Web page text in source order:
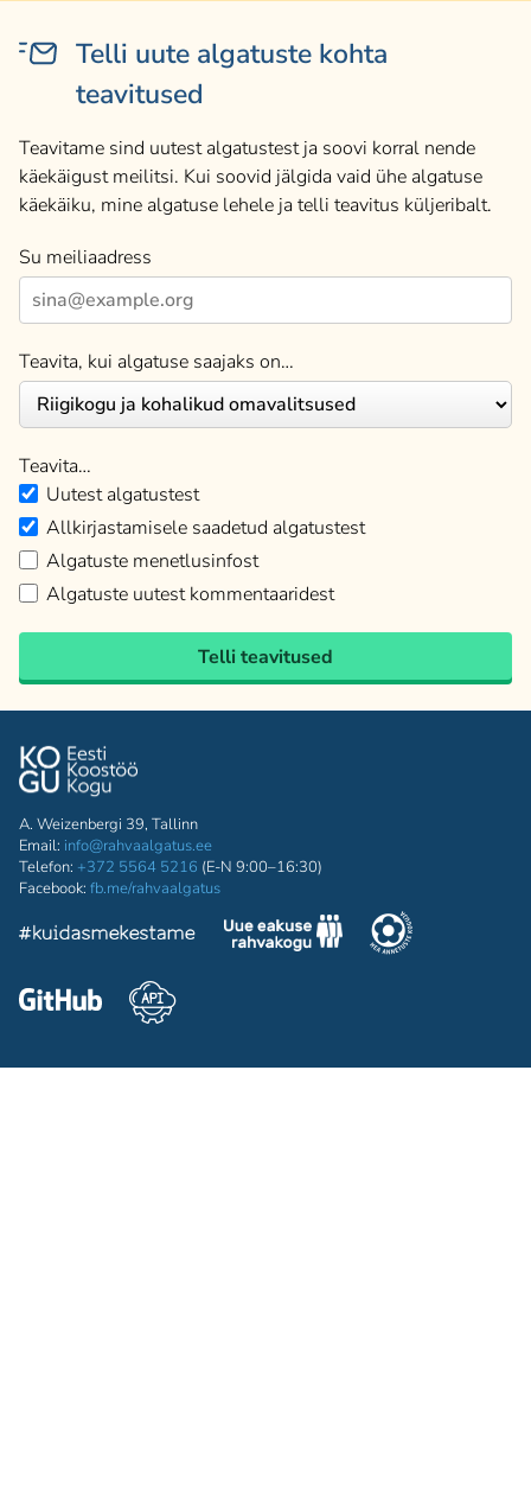
Telli uute algatuste kohta
teavitused
Teavitame sind uutest algatustest ja soovi korral nende
käekäigust meilitsi. Kui soovid jälgida vaid ühe algatuse
käekäiku, mine algatuse lehele ja telli teavitus küljeribalt.
Su meiliaadress
Teavita, kui algatuse saajaks on…
Teavita…
Uutest algatustest
Allkirjastamisele saadetud algatustest
Algatuste menetlusinfost
Algatuste uutest kommentaaridest
Telli teavitused
A. Weizenbergi 39, Tallinn
Email: info@rahvaalgatus.ee
Telefon: +372 5564 5216 (E-N 9:00–16:30)
Facebook: fb.me/rahvaalgatus